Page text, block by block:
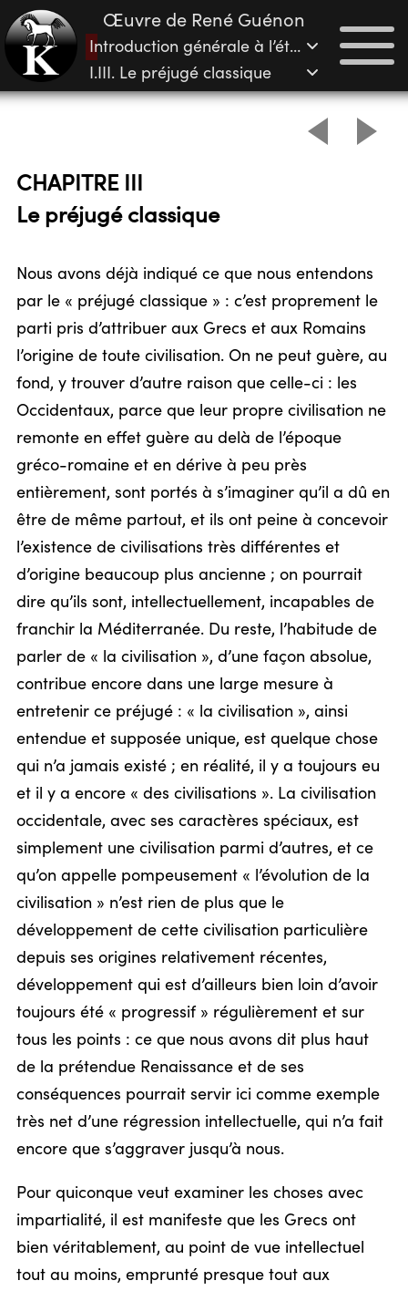
Œuvre de René Guénon
Introduction générale à l’étude des doctrines hindoues
I.III. Le préjugé classique
CHAPITRE III
Le préjugé classique
Nous avons déjà indiqué ce que nous entendons
par le « préjugé classique » : c’est proprement le
parti pris d’attribuer aux Grecs et aux Romains
l’origine de toute civilisation. On ne peut guère, au
fond, y trouver d’autre raison que celle-ci : les
Occidentaux, parce que leur propre civilisation ne
remonte en effet guère au delà de l’époque
gréco-romaine et en dérive à peu près
entièrement, sont portés à s’imaginer qu’il a dû en
être de même partout, et ils ont peine à concevoir
l’existence de civilisations très différentes et
d’origine beaucoup plus ancienne ; on pourrait
dire qu’ils sont, intellectuellement, incapables de
franchir la Méditerranée. Du reste, l’habitude de
parler de « la civilisation », d’une façon absolue,
contribue encore dans une large mesure à
entretenir ce préjugé : « la civilisation », ainsi
entendue et supposée unique, est quelque chose
qui n’a jamais existé ; en réalité, il y a toujours eu
et il y a encore « des civilisations ». La civilisation
occidentale, avec ses caractères spéciaux, est
simplement une civilisation parmi d’autres, et ce
qu’on appelle pompeusement « l’évolution de la
civilisation » n’est rien de plus que le
développement de cette civilisation particulière
depuis ses origines relativement récentes,
développement qui est d’ailleurs bien loin d’avoir
toujours été « progressif » régulièrement et sur
tous les points : ce que nous avons dit plus haut
de la prétendue Renaissance et de ses
conséquences pourrait servir ici comme exemple
très net d’une régression intellectuelle, qui n’a fait
encore que s’aggraver jusqu’à nous.
Pour quiconque veut examiner les choses avec
impartialité, il est manifeste que les Grecs ont
bien véritablement, au point de vue intellectuel
tout au moins, emprunté presque tout aux